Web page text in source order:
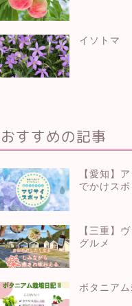
イソトマ
おすすめの記事
【愛知】
でかけスポ
【三重】
グルメ
ボタニア